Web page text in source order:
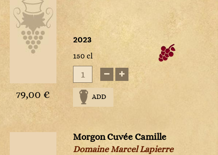
79,00 €
2023
150 cl
ADD
Morgon Cuvée Camille
Domaine Marcel Lapierre